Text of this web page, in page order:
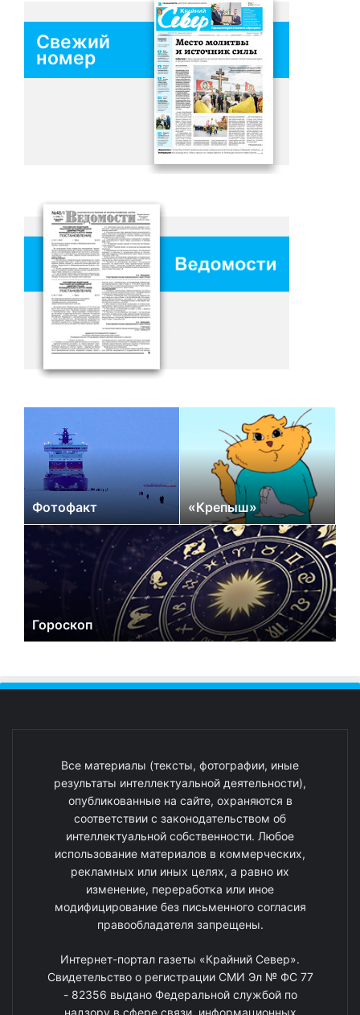
Свежий
номер
Фотофакт «Крепыш»
Гороскоп
Все материалы (тексты, фотографии, иные
результаты интеллектуальной деятельности),
опубликованные на сайте, охраняются в
соответствии с законодательством об
интеллектуальной собственности. Любое
использование материалов в коммерческих,
рекламных или иных целях, а равно их
изменение, переработка или иное
модифицирование без письменного согласия
правообладателя запрещены.
Интернет-портал газеты «Крайний Север».
Свидетельство о регистрации СМИ Эл № ФС 77
- 82356 выдано Федеральной службой по
надзору в сфере связи, информационных